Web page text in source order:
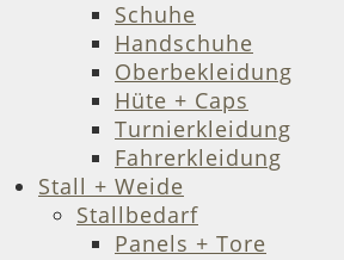
Schuhe
Handschuhe
Oberbekleidung
Hüte + Caps
Turnierkleidung
Fahrerkleidung
Stall + Weide
Stallbedarf
Panels + Tore